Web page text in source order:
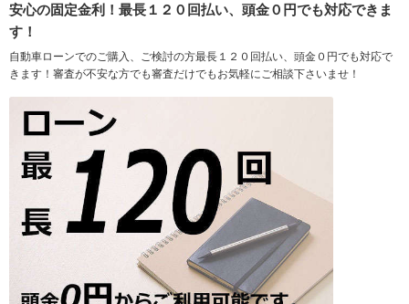
安心の固定金利！最長１２０回払い、頭金０円でも対応できま
す！
自動車ローンでのご購入、ご検討の方最長１２０回払い、頭金０円でも対応で
きます！審査が不安な方でも審査だけでもお気軽にご相談下さいませ！